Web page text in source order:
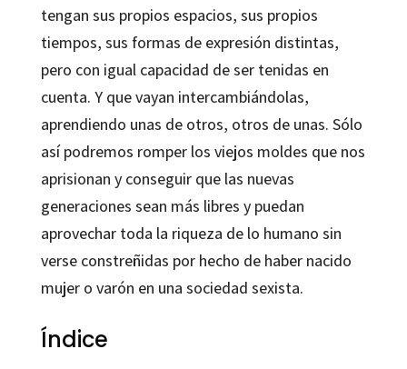
tengan sus propios espacios, sus propios
tiempos, sus formas de expresión distintas,
pero con igual capacidad de ser tenidas en
cuenta. Y que vayan intercambiándolas,
aprendiendo unas de otros, otros de unas. Sólo
así podremos romper los viejos moldes que nos
aprisionan y conseguir que las nuevas
generaciones sean más libres y puedan
aprovechar toda la riqueza de lo humano sin
verse constreñidas por hecho de haber nacido
mujer o varón en una sociedad sexista.
Índice